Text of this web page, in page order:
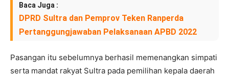
Baca Juga :
DPRD Sultra dan Pemprov Teken Ranperda
Pertanggungjawaban Pelaksanaan APBD 2022
Pasangan itu sebelumnya berhasil memenangkan simpati
serta mandat rakyat Sultra pada pemilihan kepala daerah